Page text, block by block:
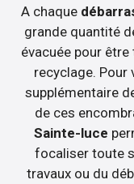
A chaque
grande quantité
évacuée pour
recyclage. Pour
supplémentaire
de ces
Sainte-luce
focaliser toute
travaux ou du